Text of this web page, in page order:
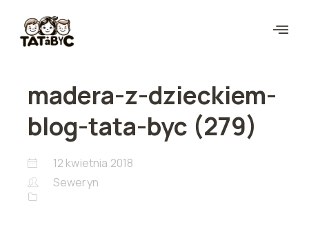
madera-z-dzieckiem-
blog-tata-byc (279)
12 kwietnia 2018
Seweryn